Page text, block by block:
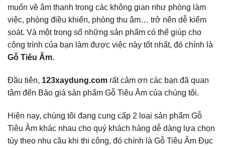
muốn về âm thanh trong các không gian như phòng làm
việc, phòng điều khiển, phòng thu âm… trở nên dễ kiểm
soát. Và một trong số những sản phẩm có thể giúp cho
công trình của bạn làm được việc này tốt nhất, đó chính là
Gỗ Tiêu Âm.
Đầu tiên, 123xaydung.com rất cảm ơn các bạn đã quan
tâm đến Báo giá sản phẩm Gỗ Tiêu Âm của chúng tôi.
Hiện nay, chúng tôi đang cung cấp 2 loại sản phẩm Gỗ
Tiêu Âm khác nhau cho quý khách hàng dễ dàng lựa chọn
tùy theo nhu cầu khi thi công, đó chính là Gỗ Tiêu Âm Đục